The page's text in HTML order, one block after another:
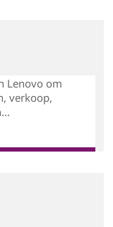
Lenovo om
verkoop,